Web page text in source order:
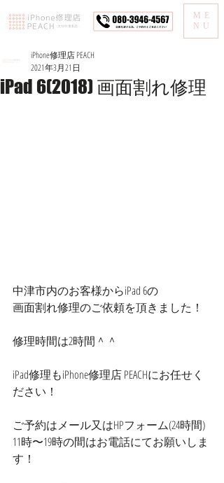
ME
NU
iPad 6(2018) 画面割れ修理
iPhone修理店 PEACH
2021年3月21日
中津市内のお客様からiPad 6の
画面割れ修理のご依頼を頂きました！
修理時間は2時間＾＾
iPad修理もiPhone修理店 PEACHにお任せく
ださい！
ご予約はメール又はHPフォーム(24時間)
11時〜19時の間はお電話にてお願いしま
す！